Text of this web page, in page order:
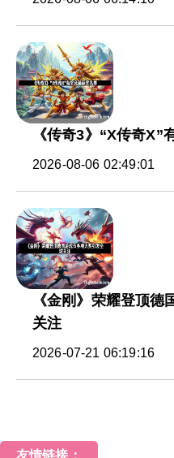
《传奇3》“X传奇X”
2026-08-06 02:49:01
《金刚》荣耀登顶
关注
2026-07-21 06:19:16
友情链接：